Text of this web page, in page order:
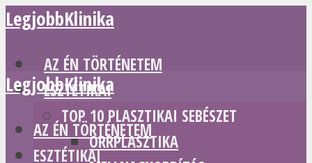
LegjobbKlinika
AZ ÉN TÖRTÉNETEM
ESZTÉTIKAI
TOP 10 PLASZTIKAI SEBÉSZET
ORRPLASZTIKA
LegjobbKlinika
AZ ÉN TÖRTÉNETEM
ESZTÉTIKAI